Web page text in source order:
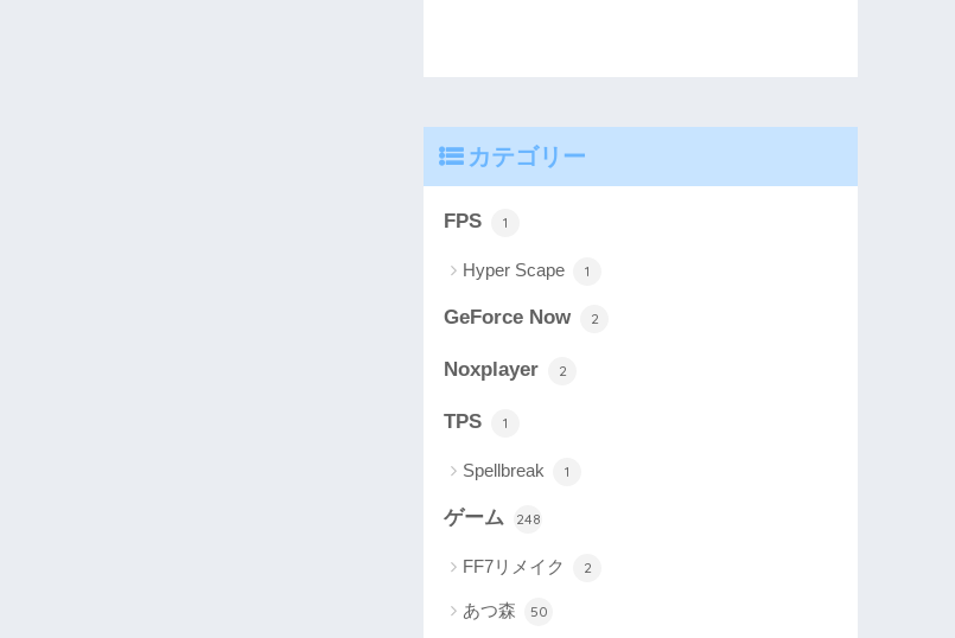
カテゴリー
FPS 1
Hyper Scape 1
GeForce Now 2
Noxplayer 2
TPS 1
Spellbreak 1
ゲーム 248
FF7リメイク 2
あつ森 50